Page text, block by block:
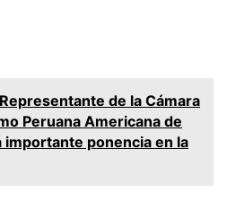
Representante de la Cámara
Peruana Americana de
ponencia en la